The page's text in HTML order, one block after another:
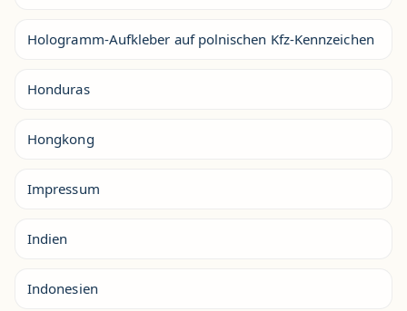
Hologramm-Aufkleber auf polnischen Kfz-Kennzeichen
Honduras
Hongkong
Impressum
Indien
Indonesien